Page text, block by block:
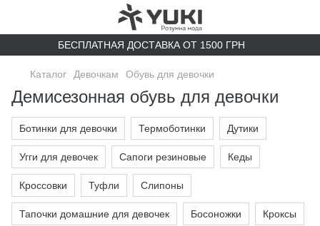
БЕСПЛАТНАЯ ДОСТАВКА ОТ 1500 ГРН
Каталог Девочкам Обувь для девочки
Демисезонная обувь для девочки
Ботинки для девочки Термоботинки Дутики
Угги для девочек Сапоги резиновые Кеды
Кроссовки Туфли Слипоны
Тапочки домашние для девочек Босоножки Кроксы